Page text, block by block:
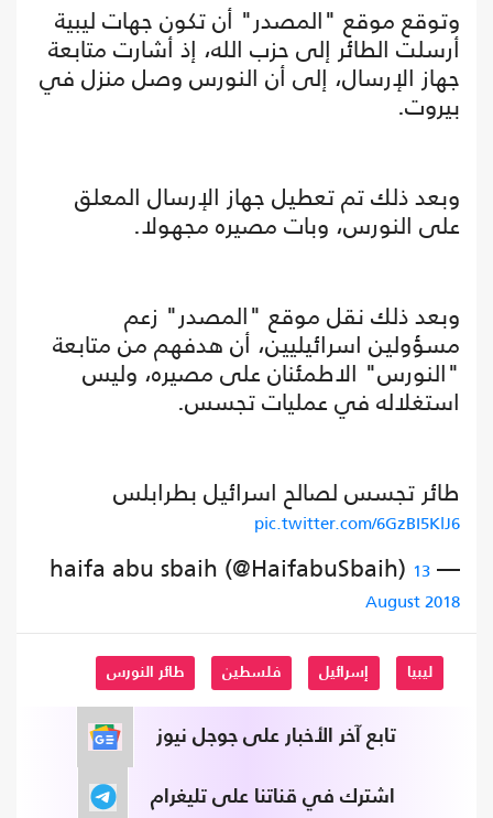
وتوقع موقع "المصدر" أن تكون جهات ليبية
أرسلت الطائر إلى حزب الله، إذ أشارت متابعة
جهاز الإرسال، إلى أن النورس وصل منزل في
بيروت.
وبعد ذلك تم تعطيل جهاز الإرسال المعلق
على النورس، وبات مصيره مجهولا.
وبعد ذلك نقل موقع "المصدر" زعم
مسؤولين اسرائيليين، أن هدفهم من متابعة
"النورس" الاطمئنان على مصيره، وليس
استغلاله في عمليات تجسس.
طائر تجسس لصالح اسرائيل بطرابلس
pic.twitter.com/6GzBI5KlJ6
— haifa abu sbaih (@HaifabuSbaih)
13
August 2018
ليبيا إسرائيل فلسطين طائر النورس
تابع آخر الأخبار على جوجل نيوز
اشترك في قناتنا على تليغرام